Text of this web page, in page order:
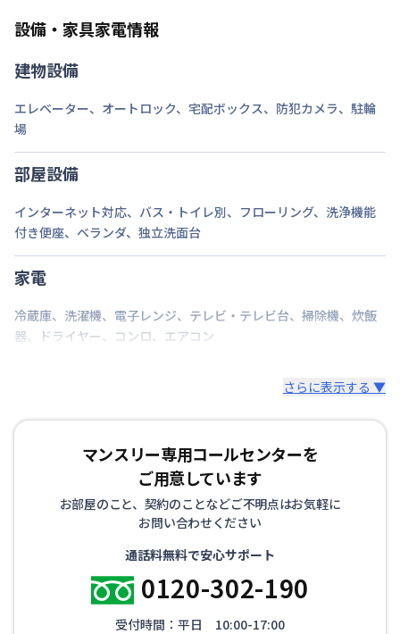
ショート（30日〜90日未満）：2,200円/回
年用）8,800円（初回）
ご自身でご用意いただき持ち込みも可能です。
設備・家具家電情報
建物設備
エレベーター、 オートロック、 宅配ボックス、 防犯カメラ、 駐輪
場
部屋設備
インターネット対応、 バス・トイレ別、 フローリング、 洗浄機能
付き便座、 ベランダ、 独立洗面台
家電
冷蔵庫、 洗濯機、 電子レンジ、 テレビ・テレビ台、 掃除機、 炊飯
器、 ドライヤー、 コンロ、 エアコン
さらに表示する ▼
マンスリー専用コールセンターを
ご用意しています
お部屋のこと、契約のことなどご不明点はお気軽に
お問い合わせください
通話料無料で安心サポート
0120-302-190
受付時間：平日 10:00-17:00